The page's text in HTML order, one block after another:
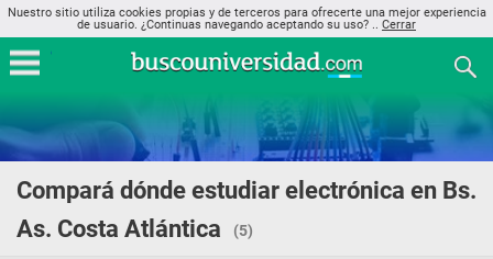
Nuestro sitio utiliza cookies propias y de terceros para ofrecerte una mejor experiencia
de usuario. ¿Continuas navegando aceptando su uso? .. Cerrar
Compará dónde estudiar electrónica en Bs.
As. Costa Atlántica
(5)